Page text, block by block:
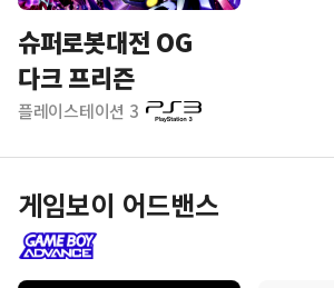
슈퍼로봇대전 OG
다크 프리즌
플레이스테이션 3
게임보이 어드밴스